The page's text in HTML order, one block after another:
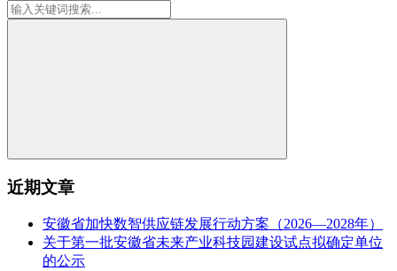
近期文章
安徽省加快数智供应链发展行动方案（2026—2028年）
关于第一批安徽省未来产业科技园建设试点拟确定单位
的公示